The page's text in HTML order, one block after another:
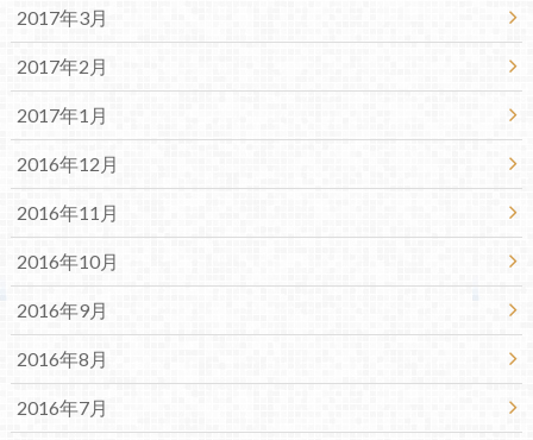
2017年3月
2017年2月
2017年1月
2016年12月
2016年11月
2016年10月
2016年9月
2016年8月
2016年7月